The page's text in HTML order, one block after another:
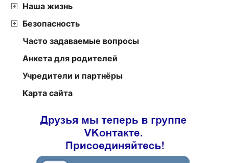
Наша жизнь
Безопасность
Часто задаваемые вопросы
Анкета для родителей
Учредители и партнёры
Карта сайта